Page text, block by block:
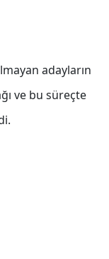
adayların
ve bu süreçte